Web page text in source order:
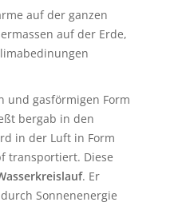
auf der ganzen
auf der Erde,
und gasförmigen Form
bergab in den
in der Luft in Form
transportiert. Diese
. Er
Sonnenenergie